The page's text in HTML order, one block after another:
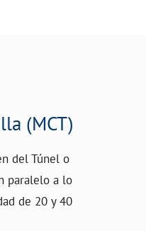
(MCT)
del Túnel o
paralelo a lo
de 20 y 40